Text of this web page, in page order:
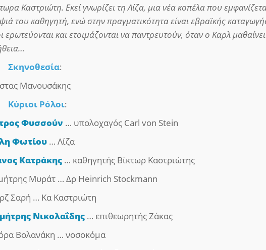
Καστριώτη. Εκεί γνωρίζει τη Λίζα, μια νέα κοπέλα που
του καθηγητή, ενώ στην πραγματικότητα είναι εβραϊκής
ερωτεύονται και ετοιμάζονται να παντρευτούν, όταν ο Καρλ
Σκηνοθεσία:
Μανουσάκης
Κύριοι Ρόλοι:
Φυσσούν … υπολοχαγός Carl von Stein
Φωτίου … Λίζα
Κατράκης … καθηγητής Βίκτωρ Καστριώτης
Μυράτ … Δρ Heinrich Stockmann
Σαρή … Κα Καστριώτη
Νικολαΐδης … επιθεωρητής Ζάκας
Βολανάκη … νοσοκόμα